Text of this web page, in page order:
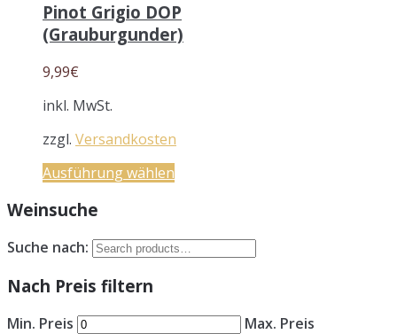
Pinot Grigio DOP
(Grauburgunder)
9,99€
inkl. MwSt.
zzgl. Versandkosten
Ausführung wählen
Weinsuche
Suche nach:
Nach Preis filtern
Min. Preis Max. Preis